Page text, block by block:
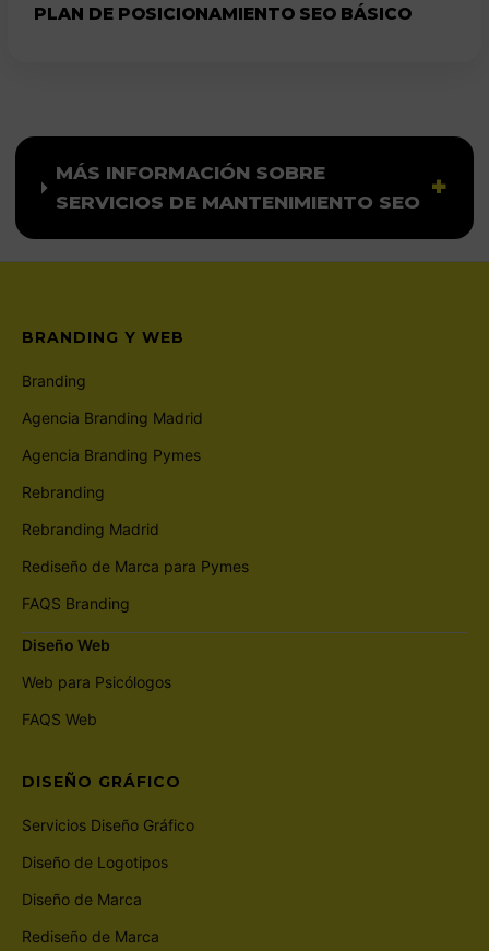
PLAN DE POSICIONAMIENTO SEO BÁSICO
MÁS INFORMACIÓN SOBRE
SERVICIOS DE MANTENIMIENTO SEO
BRANDING Y WEB
Branding
Agencia Branding Madrid
Agencia Branding Pymes
Rebranding
Rebranding Madrid
Rediseño de Marca para Pymes
FAQS Branding
Diseño Web
Web para Psicólogos
FAQS Web
DISEÑO GRÁFICO
Servicios Diseño Gráfico
Diseño de Logotipos
Diseño de Marca
Rediseño de Marca